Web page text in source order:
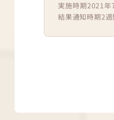
実施時期2021年
結果通知時期2週